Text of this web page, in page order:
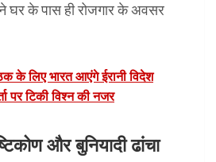
घर के पास ही रोजगार के अवसर
के लिए भारत आएंगे ईरानी विदेश
पर टिकी विश्न की नजर
और बुनियादी ढांचा